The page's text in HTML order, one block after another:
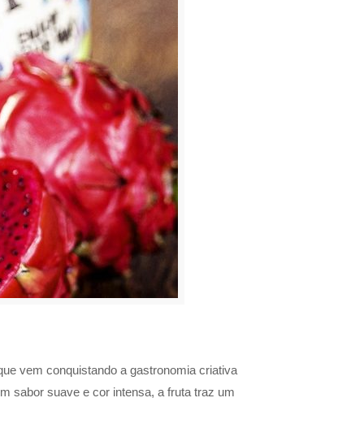
vem conquistando a gastronomia criativa
sabor suave e cor intensa, a fruta traz um